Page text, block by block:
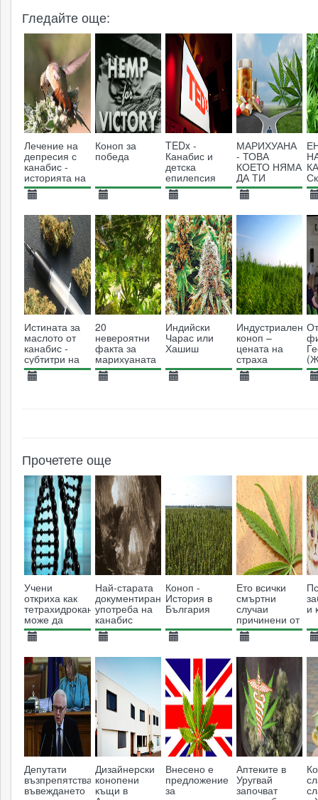
Гледайте още:
Лечение на
депресия с
канабис -
историята на
Еймъс
Макдоналд
7042
Коноп за
победа
6255
TEDx -
Канабис и
детска
епилепсия
6794
МАРИХУАНА
- ТОВА
КОЕТО НЯМА
ДА ТИ
КАЖАТ!
4039
Истината за
маслото от
канабис -
субтитри на
български
20
невероятни
факта за
марихуаната
Индийски
Чарас или
Хашиш
Индустриален
коноп –
цената на
страха
Прочетете още
Учени
откриха как
тетрахидроканабинолът
може да
предотврати
генетични
12402
Най-старата
документирана
употреба на
канабис
5490
Коноп -
История в
България
42423
Ето всички
смъртни
случаи
причинени от
употребата
на канабис
100006
и
Депутати
възпрепятстваха
въвеждането
Дизайнерски
конопени
къщи в
Внесено е
предложение
за
Аптеките в
Уругвай
започват